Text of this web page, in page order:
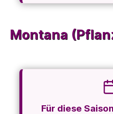
Montana
Für diese